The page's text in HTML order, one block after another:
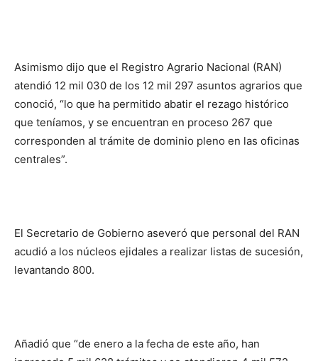
Asimismo dijo que el Registro Agrario Nacional (RAN)
atendió 12 mil 030 de los 12 mil 297 asuntos agrarios que
conoció, “lo que ha permitido abatir el rezago histórico
que teníamos, y se encuentran en proceso 267 que
corresponden al trámite de dominio pleno en las oficinas
centrales”.
El Secretario de Gobierno aseveró que personal del RAN
acudió a los núcleos ejidales a realizar listas de sucesión,
levantando 800.
Añadió que “de enero a la fecha de este año, han